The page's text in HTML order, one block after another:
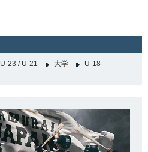
U-23 / U-21 大学
U-18